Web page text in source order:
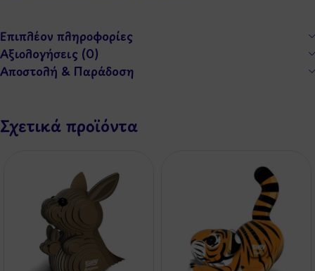
Επιπλέον πληροφορίες
Αξιολογήσεις (0)
Αποστολή & Παράδοση
Σχετικά προϊόντα